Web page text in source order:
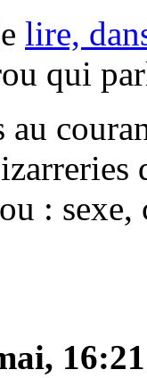
lire,
qui
: